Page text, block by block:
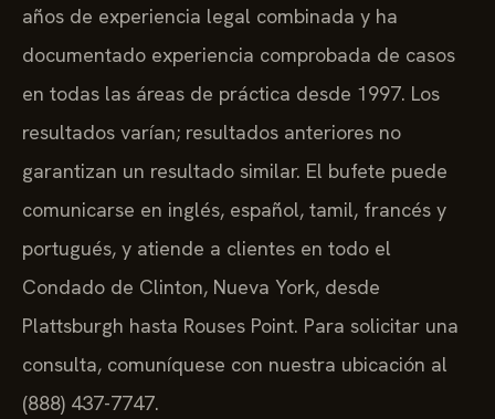
años de experiencia legal combinada y ha
documentado experiencia comprobada de casos
en todas las áreas de práctica desde 1997. Los
resultados varían; resultados anteriores no
garantizan un resultado similar. El bufete puede
comunicarse en inglés, español, tamil, francés y
portugués, y atiende a clientes en todo el
Condado de Clinton, Nueva York, desde
Plattsburgh hasta Rouses Point. Para solicitar una
consulta, comuníquese con nuestra ubicación al
(888) 437-7747.